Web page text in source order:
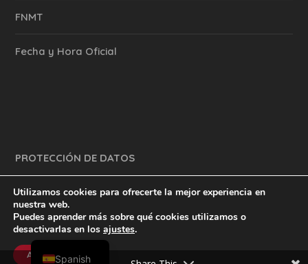
FNMT
Fecha y Hora Oficial
PROTECCIÓN DE DATOS
inventtatte es Marketing Online Sevilla
Utilizamos cookies para ofrecerte la mejor experiencia en
nuestra web.
Puedes aprender más sobre qué cookies utilizamos o
desactivarlas en los ajustes.
AceptarSpanish
English